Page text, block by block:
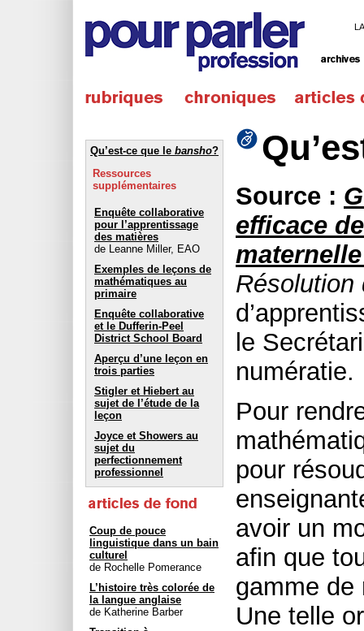
Qu’est-ce que le bansho?
Ressources
supplémentaires
Enquête collaborative
pour l’apprentissage
des matières
de Leanne Miller, EAO
Exemples de leçons de
mathématiques au
primaire
Enquête collaborative
et le Dufferin-Peel
District School Board
Aperçu d’une leçon en
trois parties
Stigler et Hiebert au
sujet de l’étude de la
leçon
Joyce et Showers au
sujet du
perfectionnement
professionnel
Coup de pouce
linguistique dans un bain
culturel
de Rochelle Pomerance
L’histoire très colorée de
la langue anglaise
de Katherine Barber
Source :
efficace
Résolution
le
numératie.
Pour
pour
avoir un
afin que
gamme de
Une telle